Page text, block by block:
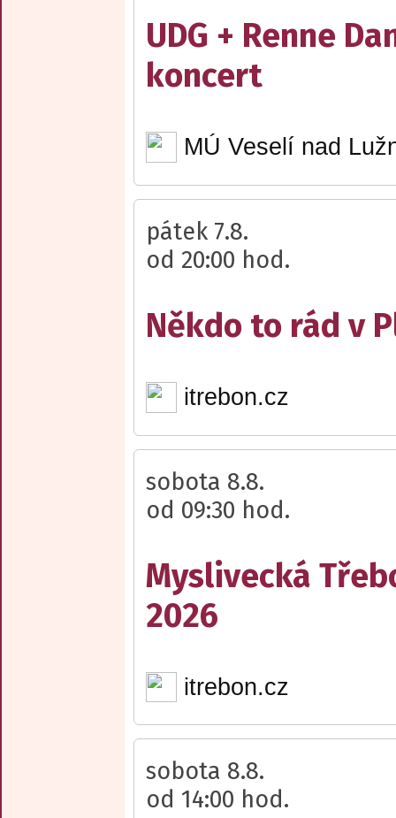
UDG + Renne
koncert
MÚ Veselí nad
pátek 7.8.
od 20:00 hod.
Někdo to rád v
itrebon.cz
sobota 8.8.
od 09:30 hod.
Myslivecká
2026
itrebon.cz
sobota 8.8.
od 14:00 hod.